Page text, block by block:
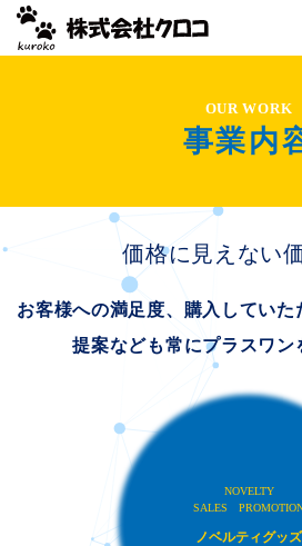
OUR WORK
事業内
価格に見えない
お客様への満足度、購入していた
提案なども常にプラスワン
NOVELTY
SALES
ノベルティグッズ